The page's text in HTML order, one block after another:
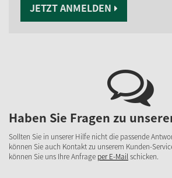
JETZT ANMELDEN
Haben Sie Fragen zu
Sollten Sie in unserer Hilfe nicht die passende
können Sie auch Kontakt zu unserem Kunden-
können Sie uns Ihre Anfrage per E-Mailschicken.